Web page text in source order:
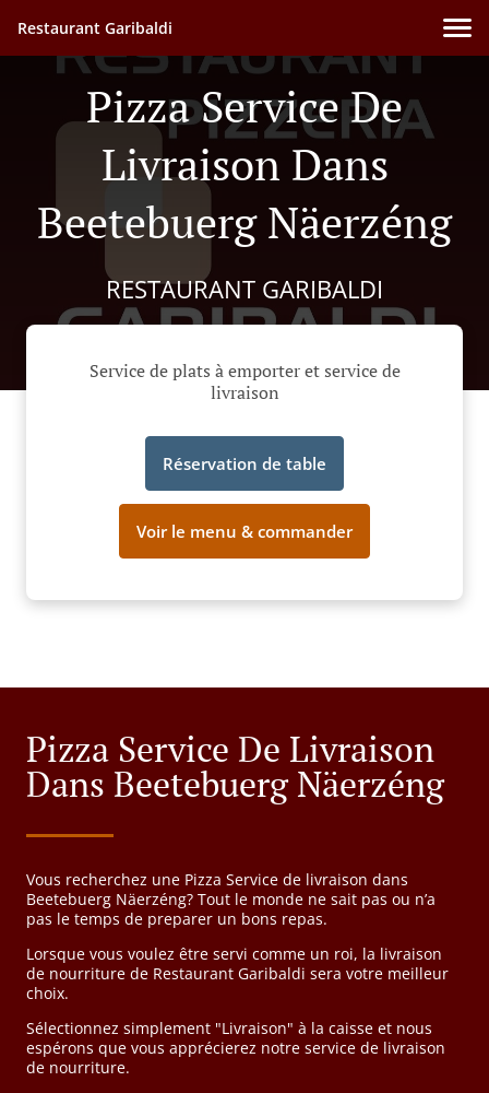
Restaurant Garibaldi
Pizza Service De
Livraison Dans
Beetebuerg Näerzéng
RESTAURANT GARIBALDI
Service de plats à emporter et service de
livraison
Réservation de table
Voir le menu & commander
Pizza Service De Livraison
Dans Beetebuerg Näerzéng
Vous recherchez une Pizza Service de livraison dans
Beetebuerg Näerzéng? Tout le monde ne sait pas ou n’a
pas le temps de preparer un bons repas.
Lorsque vous voulez être servi comme un roi, la livraison
de nourriture de Restaurant Garibaldi sera votre meilleur
choix.
Sélectionnez simplement "Livraison" à la caisse et nous
espérons que vous apprécierez notre service de livraison
de nourriture.